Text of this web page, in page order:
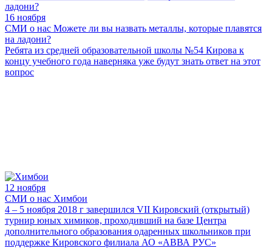
16 ноября
СМИ о нас Можете ли вы назвать металлы, которые плавятся
на ладони?
Ребята из средней образовательной школы №54 Кирова к
концу учебного года наверняка уже будут знать ответ на этот
вопрос
12 ноября
СМИ о нас Химбои
4 – 5 ноября 2018 г завершился VII Кировский (открытый)
турнир юных химиков, проходивший на базе Центра
дополнительного образования одаренных школьников при
поддержке Кировского филиала АО «АВВА РУС»